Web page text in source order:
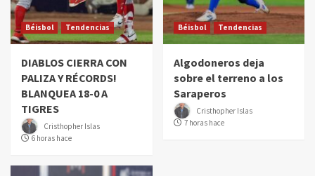
Béisbol Tendencias
DIABLOS CIERRA CON
PALIZA Y RÉCORDS!
BLANQUEA 18-0 A
TIGRES
Cristhopher Islas
6 horas hace
Béisbol Tendencias
Algodoneros deja
sobre el terreno a los
Saraperos
Cristhopher Islas
7 horas hace